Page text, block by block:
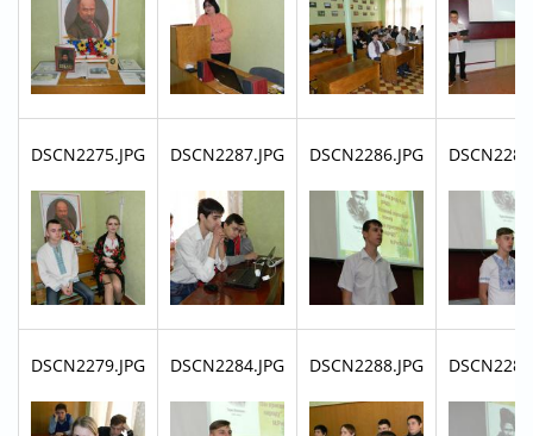
DSCN2275.JPG DSCN2287.JPG DSCN2286.JPG
DSCN2279.JPG DSCN2284.JPG DSCN2288.JPG